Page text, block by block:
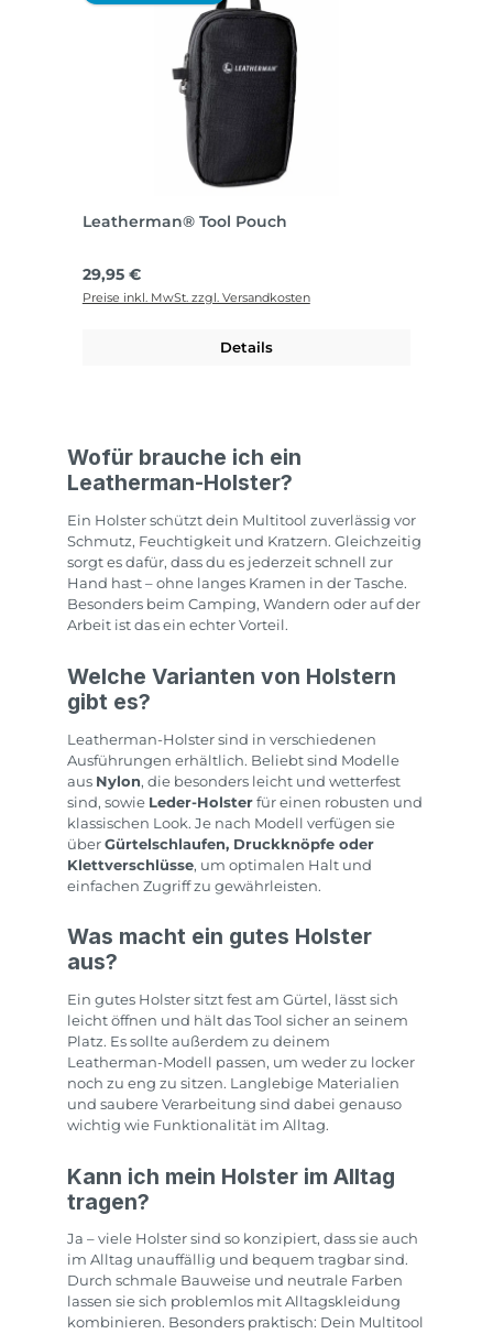
Leatherman® Tool Pouch
Regulärer Preis:
29,95 €
Preise inkl. MwSt. zzgl. Versandkosten
Details
Wofür brauche ich ein
Leatherman-Holster?
Ein Holster schützt dein Multitool zuverlässig vor
Schmutz, Feuchtigkeit und Kratzern. Gleichzeitig
sorgt es dafür, dass du es jederzeit schnell zur
Hand hast – ohne langes Kramen in der Tasche.
Besonders beim Camping, Wandern oder auf der
Arbeit ist das ein echter Vorteil.
Welche Varianten von Holstern
gibt es?
Leatherman-Holster sind in verschiedenen
Ausführungen erhältlich. Beliebt sind Modelle
aus Nylon, die besonders leicht und wetterfest
sind, sowie Leder-Holster für einen robusten und
klassischen Look. Je nach Modell verfügen sie
über Gürtelschlaufen, Druckknöpfe oder
Klettverschlüsse, um optimalen Halt und
einfachen Zugriff zu gewährleisten.
Was macht ein gutes Holster
aus?
Ein gutes Holster sitzt fest am Gürtel, lässt sich
leicht öffnen und hält das Tool sicher an seinem
Platz. Es sollte außerdem zu deinem
Leatherman-Modell passen, um weder zu locker
noch zu eng zu sitzen. Langlebige Materialien
und saubere Verarbeitung sind dabei genauso
wichtig wie Funktionalität im Alltag.
Kann ich mein Holster im Alltag
tragen?
Ja – viele Holster sind so konzipiert, dass sie auch
im Alltag unauffällig und bequem tragbar sind.
Durch schmale Bauweise und neutrale Farben
lassen sie sich problemlos mit Alltagskleidung
kombinieren. Besonders praktisch: Dein Multitool